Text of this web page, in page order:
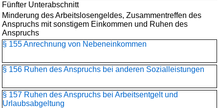
Fünfter Unterabschnitt
Minderung des Arbeitslosengeldes, Zusammentreffen des
Anspruchs mit sonstigem Einkommen und Ruhen des
Anspruchs
§ 155 Anrechnung von Nebeneinkommen
§ 156 Ruhen des Anspruchs bei anderen Sozialleistungen
§ 157 Ruhen des Anspruchs bei Arbeitsentgelt und
Urlaubsabgeltung